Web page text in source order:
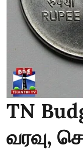
TN
வரவு,